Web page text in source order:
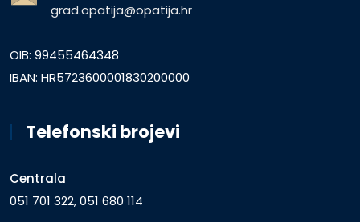
grad.opatija@opatija.hr
OIB: 99455464348
IBAN: HR5723600001830200000
Telefonski brojevi
Centrala
051 701 322, 051 680 114